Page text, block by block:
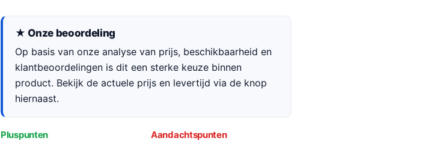
★ Onze beoordeling
Op basis van onze analyse van prijs, beschikbaarheid en
klantbeoordelingen is dit een sterke keuze binnen
product. Bekijk de actuele prijs en levertijd via de knop
hiernaast.
Pluspunten Aandachtspunten